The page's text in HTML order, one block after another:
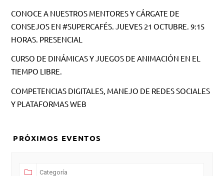
CONOCE A NUESTROS MENTORES Y CÁRGATE DE
CONSEJOS EN #SUPERCAFÉS. JUEVES 21 OCTUBRE. 9:15
HORAS. PRESENCIAL
CURSO DE DINÁMICAS Y JUEGOS DE ANIMACIÓN EN EL
TIEMPO LIBRE.
COMPETENCIAS DIGITALES, MANEJO DE REDES SOCIALES
Y PLATAFORMAS WEB
PRÓXIMOS EVENTOS